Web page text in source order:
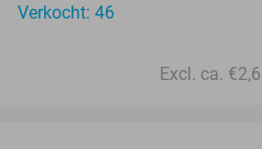
Verkocht: 46
Excl. ca.